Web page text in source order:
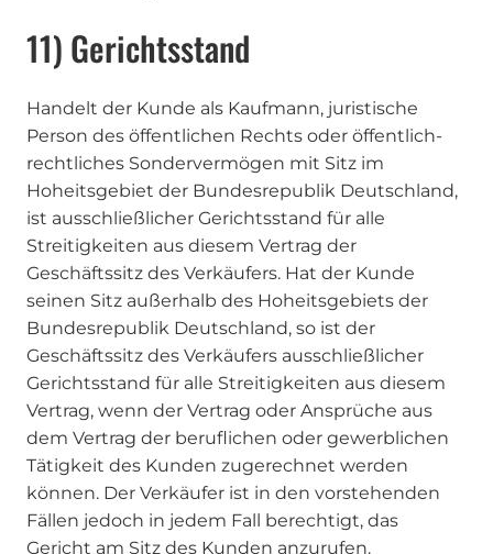
11) Gerichtsstand
Handelt der Kunde als Kaufmann, juristische
Person des öffentlichen Rechts oder öffentlich-
rechtliches Sondervermögen mit Sitz im
Hoheitsgebiet der Bundesrepublik Deutschland,
ist ausschließlicher Gerichtsstand für alle
Streitigkeiten aus diesem Vertrag der
Geschäftssitz des Verkäufers. Hat der Kunde
seinen Sitz außerhalb des Hoheitsgebiets der
Bundesrepublik Deutschland, so ist der
Geschäftssitz des Verkäufers ausschließlicher
Gerichtsstand für alle Streitigkeiten aus diesem
Vertrag, wenn der Vertrag oder Ansprüche aus
dem Vertrag der beruflichen oder gewerblichen
Tätigkeit des Kunden zugerechnet werden
können. Der Verkäufer ist in den vorstehenden
Fällen jedoch in jedem Fall berechtigt, das
Gericht am Sitz des Kunden anzurufen.